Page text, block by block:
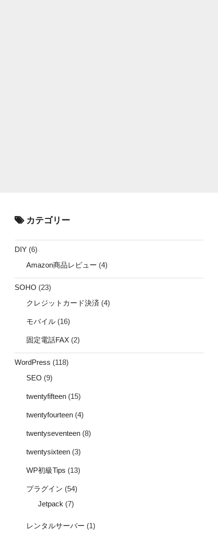
カテゴリー
DIY (6)
Amazon商品レビュー (4)
SOHO (23)
クレジットカード決済 (4)
モバイル (16)
固定電話FAX (2)
WordPress (118)
SEO (9)
twentyfifteen (15)
twentyfourteen (4)
twentyseventeen (8)
twentysixteen (3)
WP初級Tips (13)
プラグイン (54)
Jetpack (7)
レンタルサーバー (1)